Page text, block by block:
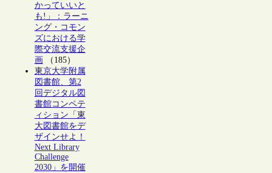
かっていいと
も!」：ラーニ
ング・コモン
ズにおける学
際交流支援企
画 （185）
東京大学附属
図書館、第2
回デジタル図
書館コンペテ
ィション「東
大図書館をデ
ザインせよ！
Next Library
Challenge
2030」を開催